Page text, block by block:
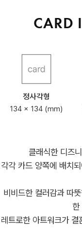
CARD
정사각형
134 x 134 (mm)
클래식한 디즈
각각 카드 양쪽에 배치
비비드한 컬러감과 따
한
레트로한 아트워크가